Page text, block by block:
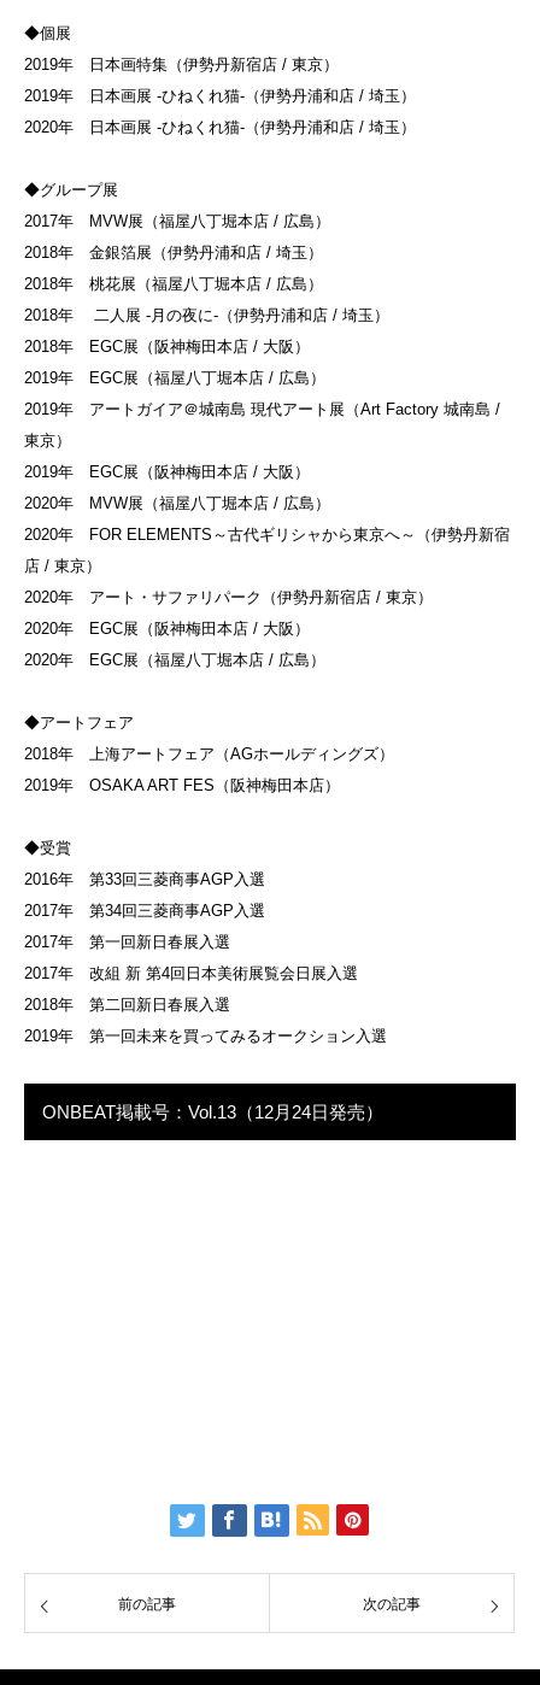
◆個展
2019年 日本画特集（伊勢丹新宿店 / 東京）
2019年 日本画展 -ひねくれ猫-（伊勢丹浦和店 / 埼玉）
2020年 日本画展 -ひねくれ猫-（伊勢丹浦和店 / 埼玉）
◆グループ展
2017年 MVW展（福屋八丁堀本店 / 広島）
2018年 金銀箔展（伊勢丹浦和店 / 埼玉）
2018年 桃花展（福屋八丁堀本店 / 広島）
2018年 二人展 -月の夜に-（伊勢丹浦和店 / 埼玉）
2018年 EGC展（阪神梅田本店 / 大阪）
2019年 EGC展（福屋八丁堀本店 / 広島）
2019年 アートガイア＠城南島 現代アート展（Art Factory 城南島 /
東京）
2019年 EGC展（阪神梅田本店 / 大阪）
2020年 MVW展（福屋八丁堀本店 / 広島）
2020年 FOR ELEMENTS～古代ギリシャから東京へ～（伊勢丹新宿
店 / 東京）
2020年 アート・サファリパーク（伊勢丹新宿店 / 東京）
2020年 EGC展（阪神梅田本店 / 大阪）
2020年 EGC展（福屋八丁堀本店 / 広島）
◆アートフェア
2018年 上海アートフェア（AGホールディングズ）
2019年 OSAKA ART FES（阪神梅田本店）
◆受賞
2016年 第33回三菱商事AGP入選
2017年 第34回三菱商事AGP入選
2017年 第一回新日春展入選
2017年 改組 新 第4回日本美術展覧会日展入選
2018年 第二回新日春展入選
2019年 第一回未来を買ってみるオークション入選
ONBEAT掲載号：Vol.13（12月24日発売）
前の記事 次の記事